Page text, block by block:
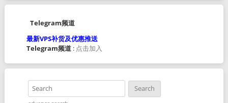
Telegram频道
最新VPS补货及优惠推送
Telegram频道: 点击加入